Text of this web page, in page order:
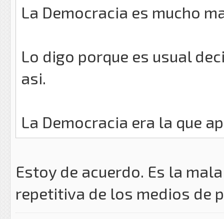
La Democracia es mucho
Lo digo porque es usual
asi.
La Democracia era la que
Estoy de acuerdo. Es la
repetitiva de los medios de